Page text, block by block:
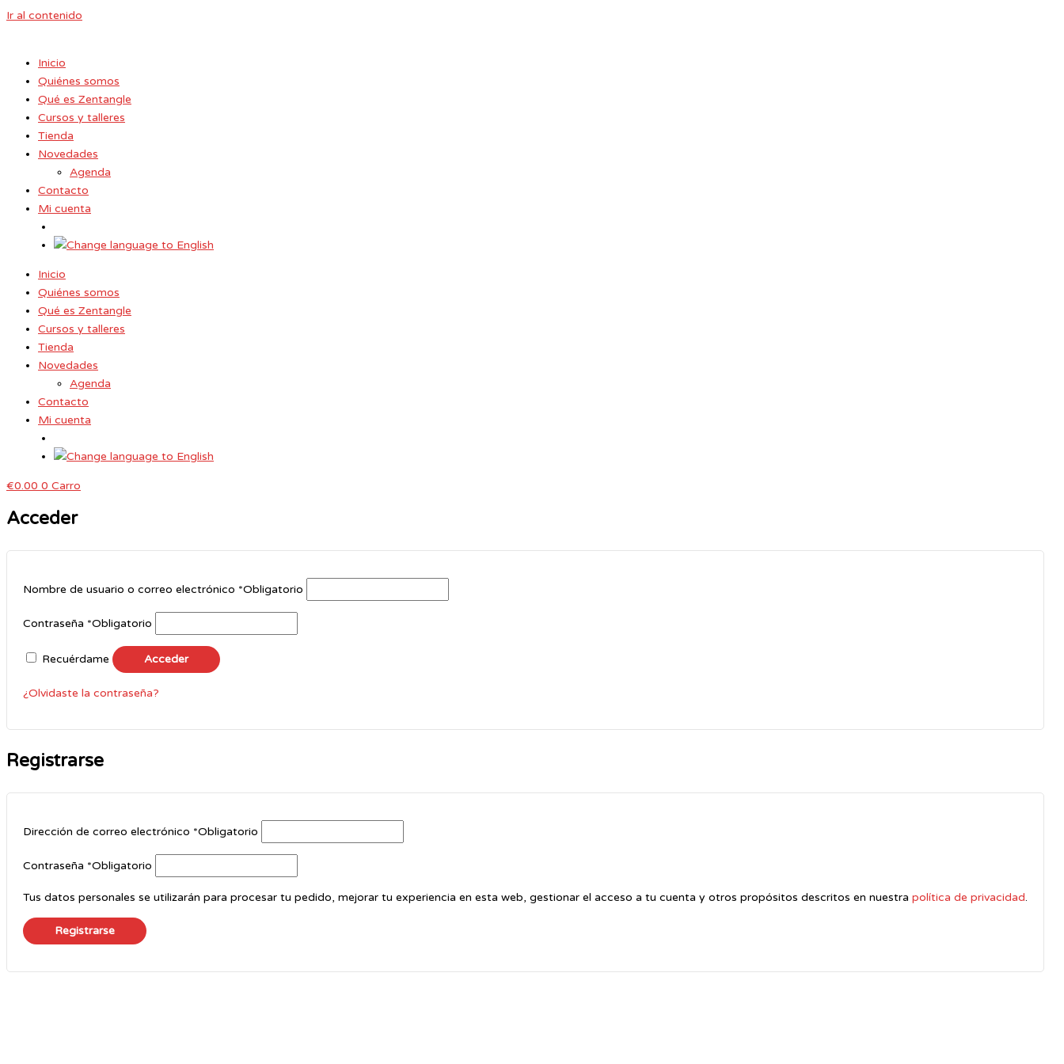
Ir al contenido
Inicio
Quiénes somos
Qué es Zentangle
Cursos y talleres
Tienda
Novedades
Agenda
Contacto
Mi cuenta
Inicio
Quiénes somos
Qué es Zentangle
Cursos y talleres
Tienda
Novedades
Agenda
Contacto
Mi cuenta
€0.00 0 Carro
Acceder
Nombre de usuario o correo electrónico *Obligatorio
Contraseña *Obligatorio
Recuérdame Acceder
¿Olvidaste la contraseña?
Registrarse
Dirección de correo electrónico *Obligatorio
Contraseña *Obligatorio
Tus datos personales se utilizarán para procesar tu pedido, mejorar tu experiencia en esta web, gestionar el acceso a tu cuenta y otros propósitos descritos en nuestra política de privacidad.
Registrarse